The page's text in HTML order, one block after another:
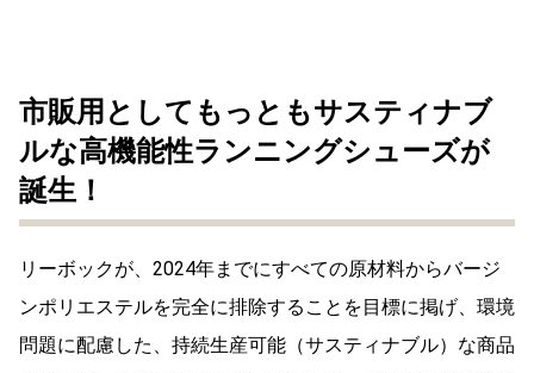
市販用としてもっともサスティナブ
ルな高機能性ランニングシューズが
誕生！
リーボックが、2024年までにすべての原材料からバージ
ンポリエステルを完全に排除することを目標に掲げ、環境
問題に配慮した、持続生産可能（サスティナブル）な商品